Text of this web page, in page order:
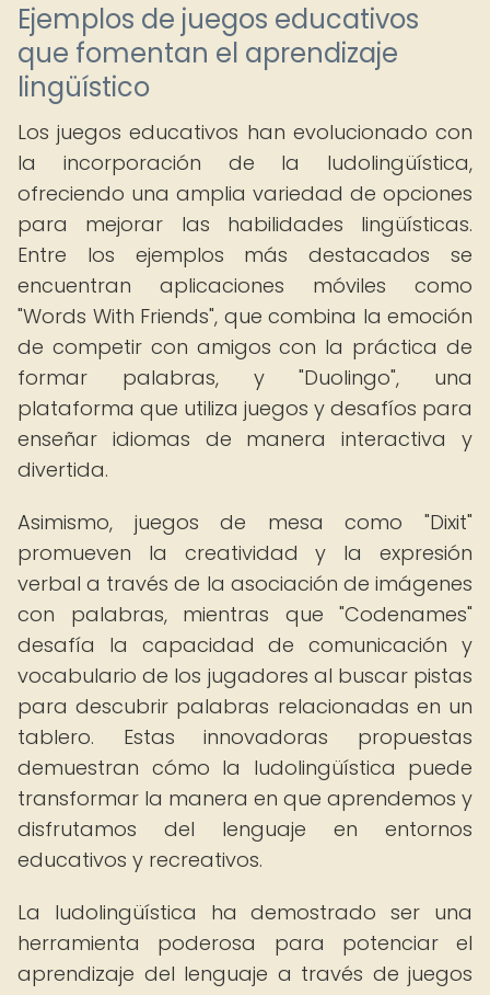
Ejemplos de juegos educativos
que fomentan el aprendizaje
lingüístico
Los juegos educativos han evolucionado con
la incorporación de la ludolingüística,
ofreciendo una amplia variedad de opciones
para mejorar las habilidades lingüísticas.
Entre los ejemplos más destacados se
encuentran aplicaciones móviles como
"Words With Friends", que combina la emoción
de competir con amigos con la práctica de
formar palabras, y "Duolingo", una
plataforma que utiliza juegos y desafíos para
enseñar idiomas de manera interactiva y
divertida.
Asimismo, juegos de mesa como "Dixit"
promueven la creatividad y la expresión
verbal a través de la asociación de imágenes
con palabras, mientras que "Codenames"
desafía la capacidad de comunicación y
vocabulario de los jugadores al buscar pistas
para descubrir palabras relacionadas en un
tablero. Estas innovadoras propuestas
demuestran cómo la ludolingüística puede
transformar la manera en que aprendemos y
disfrutamos del lenguaje en entornos
educativos y recreativos.
La ludolingüística ha demostrado ser una
herramienta poderosa para potenciar el
aprendizaje del lenguaje a través de juegos